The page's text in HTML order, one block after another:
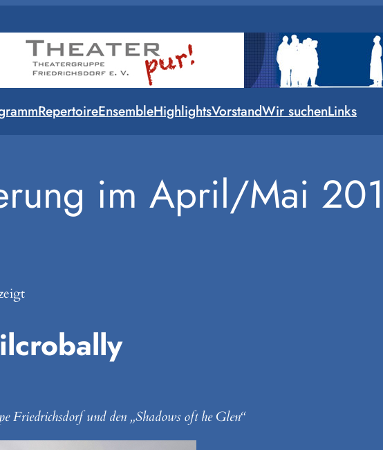
RepertoireEnsembleHighlightsVorstandWir suchenLinks
im April/Mai
Friedrichsdorf und den „Shadows oft he Glen“